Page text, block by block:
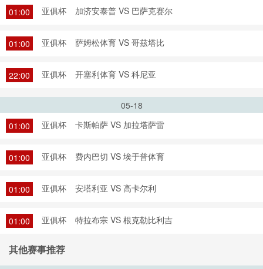
01:00
亚俱杯 加济安泰普 VS 巴萨克赛尔
01:00 亚俱杯 萨姆松体育 VS 哥茲塔比
22:00 亚俱杯 开塞利体育 VS 科尼亚
05-18
01:00
亚俱杯 卡斯帕萨 VS 加拉塔萨雷
01:00 亚俱杯 费内巴切 VS 埃于普体育
01:00 亚俱杯 安塔利亚 VS 高卡尔利
01:00 亚俱杯 特拉布宗 VS 根克勒比利吉
其他赛事推荐